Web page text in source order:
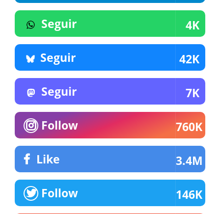
Seguir 4K
Seguir 42K
Seguir 7K
Follow 760K
Like 3.4M
Follow 146K